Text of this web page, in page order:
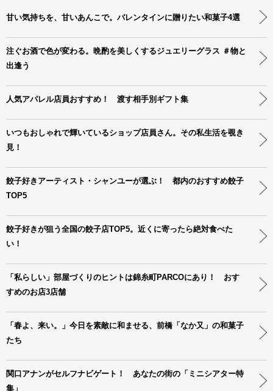
甘い気持ちを、甘いあんこで。バレンタインに贈りたい和菓子4選
注ぐお酒で色が変わる。晩酌を美しくするジュエリーグラス ＃物と
出逢う
人気アパレル店員おすすめ！ 渡す相手別ギフト集
いつもおしゃれで輝いているショップ店員さん。その私生活を覗き
見！
餃子好きアーティスト・シャンユーが選ぶ！ 都内のおすすめ餃子
TOP5
餃子好きが狙う全国の餃子店TOP5。近くに寄ったら絶対食べた
い！
「私らしい」部屋づくりのヒントは錦糸町PARCOにあり！ おす
すめのお店3店舗
「春よ、来い。」今日を素敵に和ませる、前橋「なか又」の和菓子
たち
関口アナンがセルフナビゲート！ あなたの街の「ミニシアター特
集」